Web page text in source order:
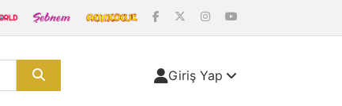
Giriş Yap